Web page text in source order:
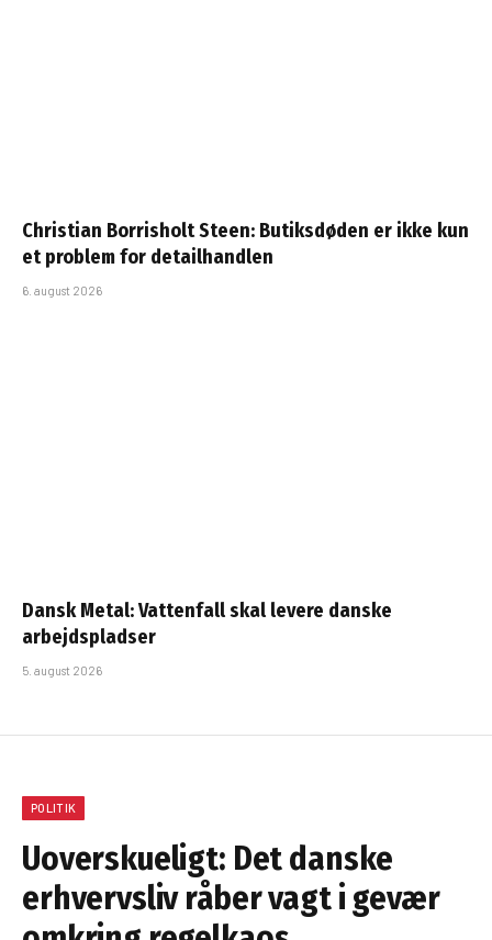
Christian Borrisholt Steen: Butiksdøden er ikke kun
et problem for detailhandlen
6. august 2026
Dansk Metal: Vattenfall skal levere danske
arbejdspladser
5. august 2026
POLITIK
Uoverskueligt: Det danske
erhvervsliv råber vagt i gevær